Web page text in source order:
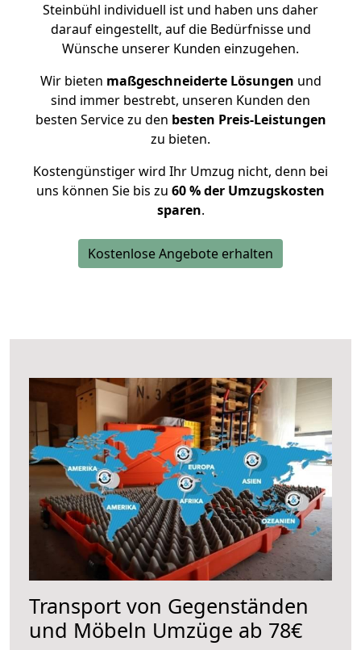
Steinbühl individuell ist und haben uns daher
darauf eingestellt, auf die Bedürfnisse und
Wünsche unserer Kunden einzugehen.
Wir bieten maßgeschneiderte Lösungen und
sind immer bestrebt, unseren Kunden den
besten Service zu den besten Preis-Leistungen
zu bieten.
Kostengünstiger wird Ihr Umzug nicht, denn bei
uns können Sie bis zu 60 % der Umzugskosten
sparen.
Kostenlose Angebote erhalten
Transport von Gegenständen
und Möbeln Umzüge ab 78€